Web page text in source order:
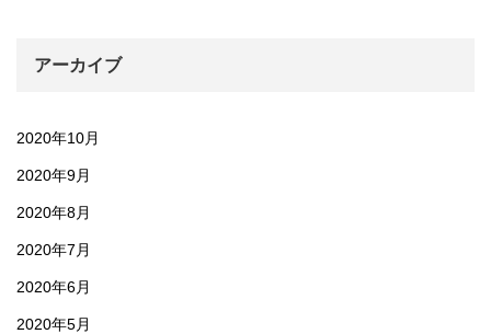
アーカイブ
2020年10月
2020年9月
2020年8月
2020年7月
2020年6月
2020年5月